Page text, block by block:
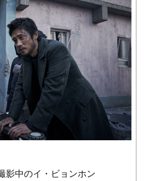
影中のイ・ビョンホン